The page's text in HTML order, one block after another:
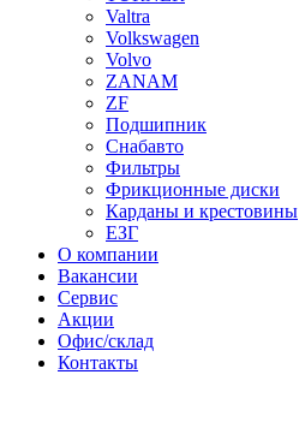
Valtra
Volkswagen
Volvo
ZANAM
ZF
Подшипник
Снабавто
Фильтры
Фрикционные диски
Карданы и крестовины
ЕЗГ
О компании
Вакансии
Сервис
Акции
Офис/склад
Контакты